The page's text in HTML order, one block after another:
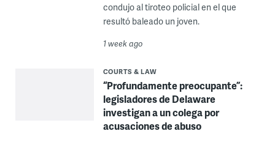
condujo al tiroteo policial en el que
resultó baleado un joven.
1 week ago
COURTS & LAW
“Profundamente preocupante”:
legisladores de Delaware
investigan a un colega por
acusaciones de abuso